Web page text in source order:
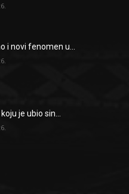
i novi fenomen u...
je ubio sin...